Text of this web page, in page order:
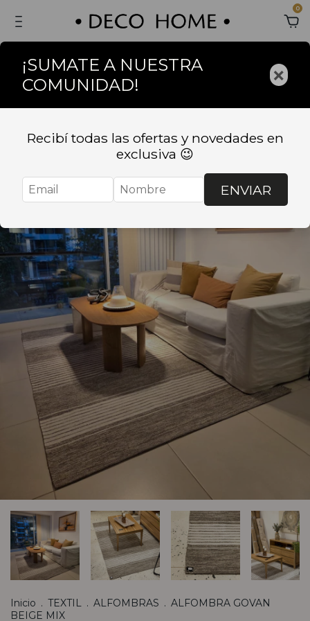
0
Inicio . TEXTIL . ALFOMBRAS . ALFOMBRA GOVAN
BEIGE MIX
¡SUMATE A NUESTRA
COMUNIDAD!
×
Recibí todas las ofertas y novedades en
exclusiva 😉
ENVIAR